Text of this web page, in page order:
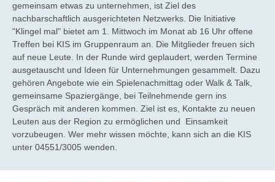
gemeinsam etwas zu unternehmen, ist Ziel des
nachbarschaftlich ausgerichteten Netzwerks. Die Initiative
"Klingel mal" bietet am 1. Mittwoch im Monat ab 16 Uhr offene
Treffen bei KIS im Gruppenraum an. Die Mitglieder freuen sich
auf neue Leute. In der Runde wird geplaudert, werden Termine
ausgetauscht und Ideen für Unternehmungen gesammelt. Dazu
gehören Angebote wie ein Spielenachmittag oder Walk & Talk,
gemeinsame Spaziergänge, bei Teilnehmende gern ins
Gespräch mit anderen kommen. Ziel ist es, Kontakte zu neuen
Leuten aus der Region zu ermöglichen und Einsamkeit
vorzubeugen. Wer mehr wissen möchte, kann sich an die KIS
unter 04551/3005 wenden.